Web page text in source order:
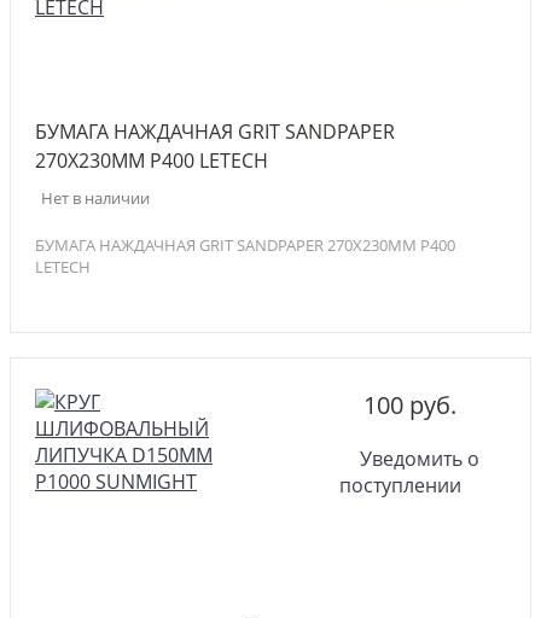
БУМАГА НАЖДАЧНАЯ GRIT SANDPAPER
270Х230ММ P400 LETECH
Нет в наличии
БУМАГА НАЖДАЧНАЯ GRIT SANDPAPER 270Х230ММ P400
LETECH
100 руб.
Уведомить о
поступлении